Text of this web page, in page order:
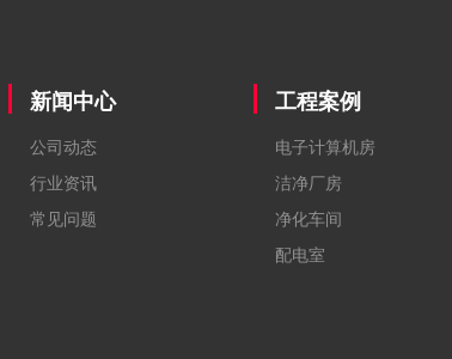
新闻中心
公司动态
行业资讯
常见问题
工程案例
电子计算机房
洁净厂房
净化车间
配电室